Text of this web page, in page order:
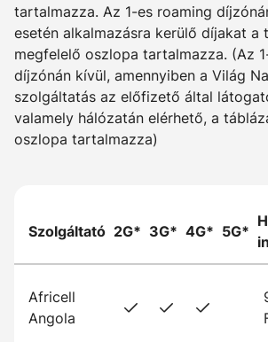
tartalmazza. Az 1-es roaming
esetén alkalmazásra kerülő díjakat a
megfelelő oszlopa tartalmazza. (Az
díjzónán kívül, amennyiben a Világ
szolgáltatás az előfizető által
valamely hálózatán elérhető, a
oszlopa tartalmazza)
Szolgáltató 2G* 3G* 4G* 5G*
Africell
Angola